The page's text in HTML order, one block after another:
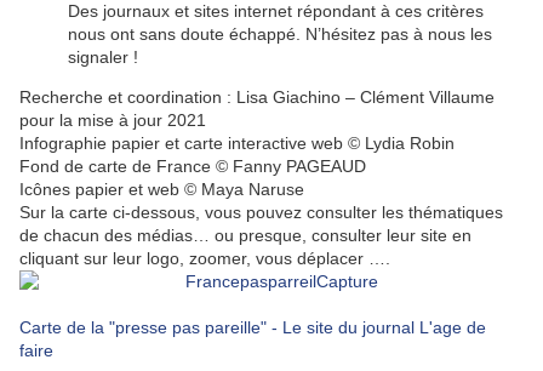
Des journaux et sites internet répondant à ces critères
nous ont sans doute échappé. N’hésitez pas à nous les
signaler !
Recherche et coordination : Lisa Giachino – Clément Villaume
pour la mise à jour 2021
Infographie papier et carte interactive web © Lydia Robin
Fond de carte de France © Fanny PAGEAUD
Icônes papier et web © Maya Naruse
Sur la carte ci-dessous, vous pouvez consulter les thématiques
de chacun des médias… ou presque, consulter leur site en
cliquant sur leur logo, zoomer, vous déplacer ….
Carte de la "presse pas pareille" - Le site du journal L'age de
faire